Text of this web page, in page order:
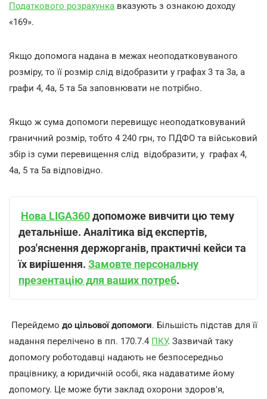
Податкового розрахунка вказують з ознакою доходу
«169».
Якщо допомога надана в межах неоподатковуваного
розміру, то її розмір слід відобразити у графах 3 та 3а, а
графи 4, 4а, 5 та 5а заповнювати не потрібно.
Якщо ж сума допомоги перевищує неоподатковуваний
граничний розмір, тобто 4 240 грн, то ПДФО та військовий
збір із суми перевищення слід відобразити, у графах 4,
4а, 5 та 5а відповідно.
Нова LIGA360допоможе вивчити цю тему
детальніше. Аналітика від експертів,
роз'яснення держорганів, практичні кейси та
їх вирішення. Замовте персональну
презентацію для ваших потреб.
Перейдемо до цільової допомоги. Більшість підстав для її
надання перелічено в пп. 170.7.4 ПКУ. Зазвичай таку
допомогу роботодавці надають не безпосередньо
працівнику, а юридичній особі, яка надаватиме йому
допомогу. Це може бути заклад охорони здоров'я,